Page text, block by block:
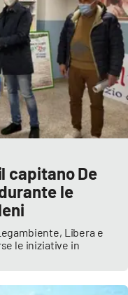
capitano De
le
Libera e
le iniziative in